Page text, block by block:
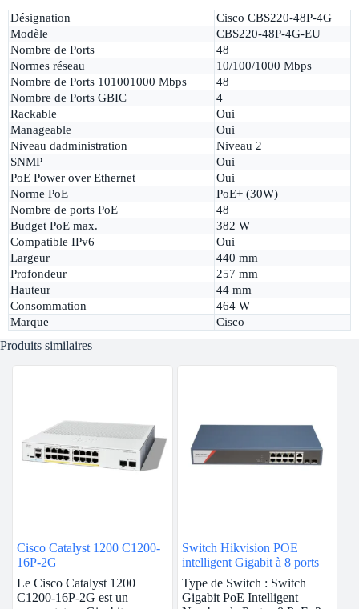
Désignation
Cisco CBS220-48P-4G
Modèle
CBS220-48P-4G-EU
Nombre de Ports
48
Normes réseau
10/100/1000 Mbps
Nombre de Ports 101001000 Mbps
48
Nombre de Ports GBIC
4
Rackable
Oui
Manageable
Oui
Niveau dadministration
Niveau 2
SNMP
Oui
PoE Power over Ethernet
Oui
Norme PoE
PoE+ (30W)
Nombre de ports PoE
48
Budget PoE max.
382 W
Compatible IPv6
Oui
Largeur
440 mm
Profondeur
257 mm
Hauteur
44 mm
Consommation
464 W
Marque
Cisco
Produits similaires
Cisco Catalyst 1200 C1200-
16P-2G
Le Cisco Catalyst 1200
C1200-16P-2G est un
Switch Hikvision POE
intelligent Gigabit à 8 ports
Type de Switch : Switch
Gigabit PoE Intelligent